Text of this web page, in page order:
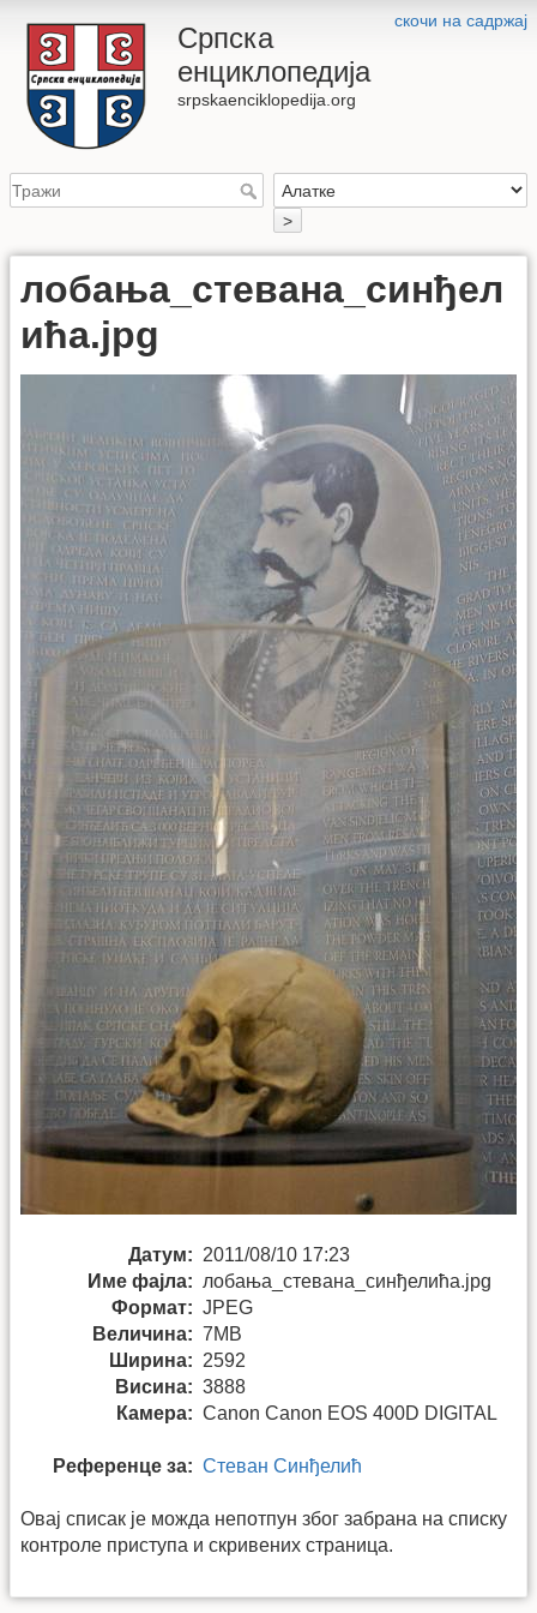
скочи на садржај
Српска
енциклопедија
srpskaenciklopedija.org
>
лобања_стевана_синђел
ића.jpg
Датум: 2011/08/10 17:23
Име фајла: лобања_стевана_синђелића.jpg
Формат: JPEG
Величина: 7MB
Ширина: 2592
Висина: 3888
Камера: Canon Canon EOS 400D DIGITAL
Референце за: Стеван Синђелић
Овај списак је можда непотпун због забрана на списку
контроле приступа и скривених страница.